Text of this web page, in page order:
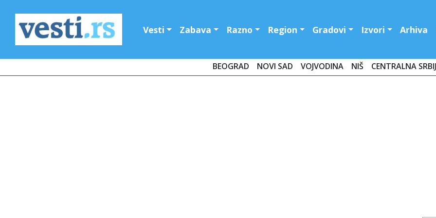
Vesti Zabava Razno Region Gradovi Izvori Arhiva
BEOGRAD NOVI SAD VOJVODINA NIŠ CENTRALNA